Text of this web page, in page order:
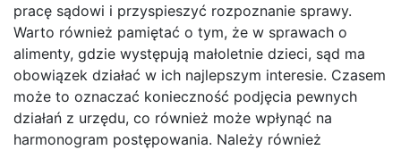
pracę sądowi i przyspieszyć rozpoznanie sprawy.
Warto również pamiętać o tym, że w sprawach o
alimenty, gdzie występują małoletnie dzieci, sąd ma
obowiązek działać w ich najlepszym interesie. Czasem
może to oznaczać konieczność podjęcia pewnych
działań z urzędu, co również może wpłynąć na
harmonogram postępowania. Należy również